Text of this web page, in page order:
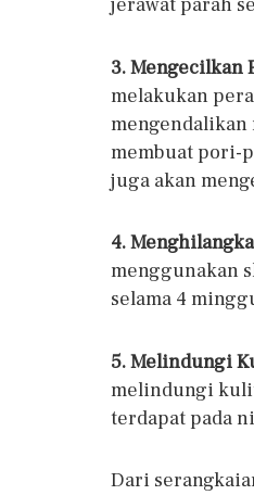
jerawat parah
3. Mengecilkan
melakukan
mengendalikan
membuat pori-
juga akan
4.
menggunakan
selama 4
5. Melindungi
melindungi
terdapat pada
Dari